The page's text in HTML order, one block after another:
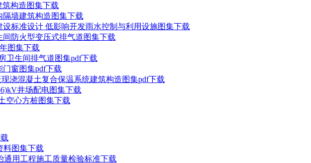
筑构造图集下载
隔墙建筑构造图集下载
设标准设计 低影响开发雨水控制与利用设施图集下载
间防火型变压式排气道图集下载
图集下载
卫生间排气道图集pdf下载
门窗图集pdf下载
现浇混凝土复合保温系统建筑构造图集pdf下载
井场配电图集下载
空心方桩图集下载
料图集下载
通用工程施工质量检验标准下载